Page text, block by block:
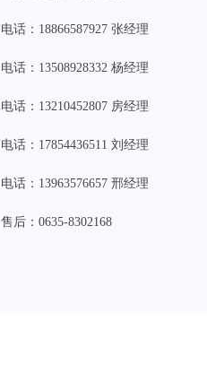
电话：18866587927 张经理
电话：13508928332 杨经理
电话：13210452807 房经理
电话：17854436511 刘经理
电话：13963576657 邢经理
售后：0635-8302168